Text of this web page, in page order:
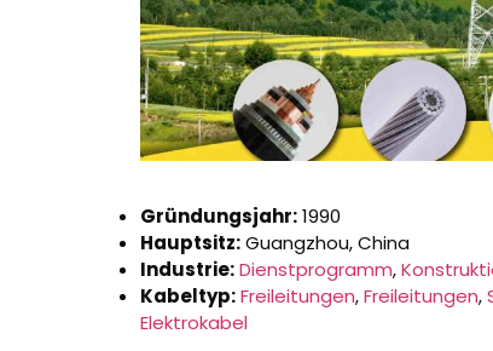
Gründungsjahr:1990
Hauptsitz:Guangzhou, China
Industrie: Dienstprogramm,
Kabeltyp: Freileitungen,Freileitungen,
Elektrokabel